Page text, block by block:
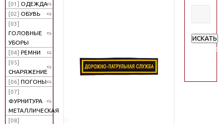
[01] ОДЕЖДА
[02] ОБУВЬ
[03]
ГОЛОВНЫЕ
УБОРЫ
[04] РЕМНИ
[05]
СНАРЯЖЕНИЕ
[06] ПОГОНЫ
[07]
ФУРНИТУРА
МЕТАЛЛИЧЕСКАЯ
[08]
ИСКАТЬ